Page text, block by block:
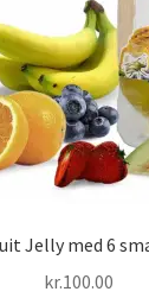
Jelly med 6
kr.100.00